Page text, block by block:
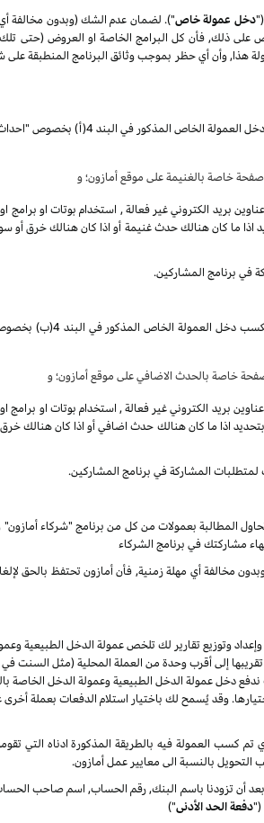
دخل عمولة خاص"). لضمان عدم الشك (وبدون مخالفة
على ذلك, فأن كل البرامج الخاصة او العروض (حتى
مؤهلة والتي تكون مشابهة الى تلك الاقصاءات المذكورة في البند 2 من إقرار دخل العمولة هذا, وأن أي حظر بموجب
تقوم بكسب دخل العمولة الخاص المذكور في
خاصة بالغنيمة على موقع أمازون؛ و
الكتروني غير فعالة , استخدام بوتات او برامج
ما كان هنالك حدث غنيمة أو اذا كان هنالك خرق أو
في برنامج المشاركين.
تقوم بكسب دخل العمولة
خاصة بالحدث الاضافي على موقع أمازون؛ و
الكتروني غير فعالة , استخدام بوتات او برامج
اذا ما كان هنالك حدث اضافي أو اذا كان هنالك
المشاركة في برنامج المشاركين.
المطالبة بعمولات من كل من برنامج "شركاء أمازون"
مشاركتك في برنامج الشركاء
أي مهلة زمنية, فأن أمازون تحتفظ بالحق
وتوزيع تقارير لك تلخص عمولة الدخل الطبيعية
إلى أقرب وحدة من العملة المحلية (مثل السنت في
دخل عمولة الدخل الطبيعية وعمولة الدخل الخاصة
قمت باختيارها. وقد يُسمح لك باختيار استلام الدفعات بعملة
في العملة الأساسية لموقع أمازون خلال 60 يوما من انتهاء الشهر الذي تم كسب العمولة فيه بالطريقة
التحويل بالنسبة الى معايير عمل أمازون.
أن تزودنا باسم البنك, رقم الحساب, اسم صاحب
("دفعة الحد الأدنى")